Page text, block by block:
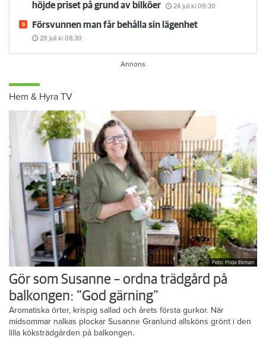
höjde priset på grund av bilköer
24 juli kl 09:30
Försvunnen man får behålla sin lägenhet
29 juli kl 08:30
Hem & Hyra TV
Foto: Frida Ekman
Gör som Susanne – ordna trädgård på
balkongen: ”God gärning”
Aromatiska örter, krispig sallad och årets första gurkor. När
midsommar nalkas plockar Susanne Granlund allsköns grönt i den
lilla köksträdgården på balkongen.